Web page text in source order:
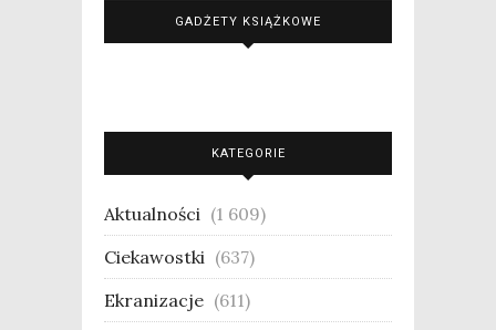
GADŻETY KSIĄŻKOWE
KATEGORIE
Aktualności (1 609)
Ciekawostki (637)
Ekranizacje (611)